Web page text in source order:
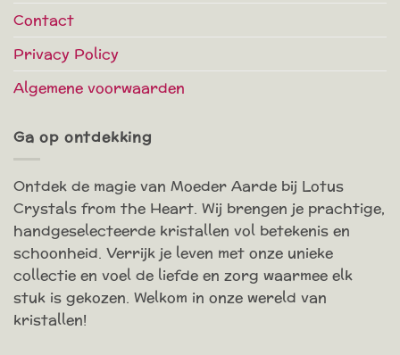
Contact
Privacy Policy
Algemene voorwaarden
Ga op ontdekking
Ontdek de magie van Moeder Aarde bij Lotus
Crystals from the Heart. Wij brengen je prachtige,
handgeselecteerde kristallen vol betekenis en
schoonheid. Verrijk je leven met onze unieke
collectie en voel de liefde en zorg waarmee elk
stuk is gekozen. Welkom in onze wereld van
kristallen!